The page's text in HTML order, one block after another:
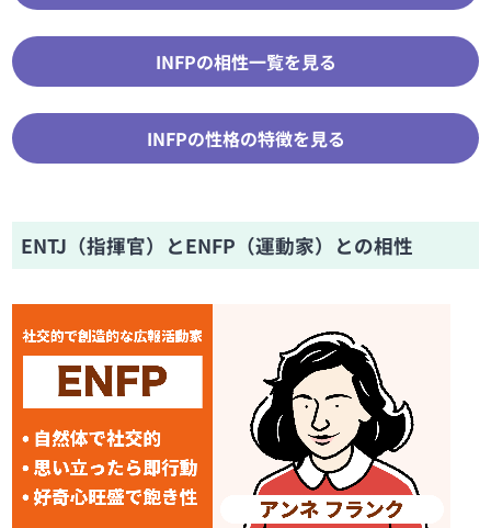
INFPの相性一覧を見る
INFPの性格の特徴を見る
ENTJ（指揮官）とENFP（運動家）との相性